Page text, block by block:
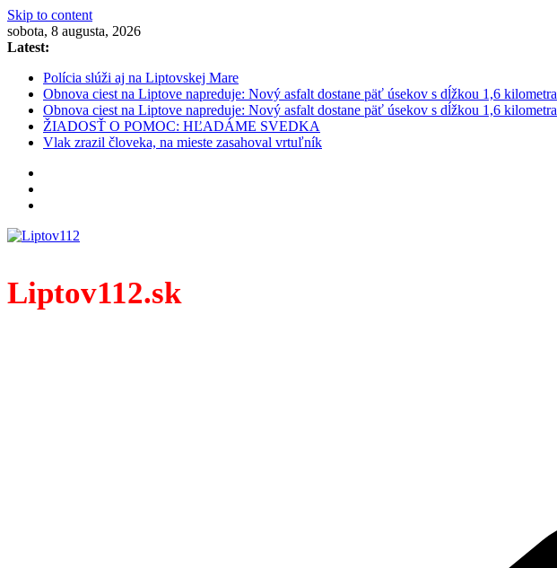
Skip to content
sobota, 8 augusta, 2026
Latest:
Polícia slúži aj na Liptovskej Mare
Obnova ciest na Liptove napreduje: Nový asfalt dostane päť úsekov s dĺžkou 1,6 kilometra
Obnova ciest na Liptove napreduje: Nový asfalt dostane päť úsekov s dĺžkou 1,6 kilometra
ŽIADOSŤ O POMOC: HĽADÁME SVEDKA
Vlak zrazil človeka, na mieste zasahoval vrtuľník
Liptov112.sk